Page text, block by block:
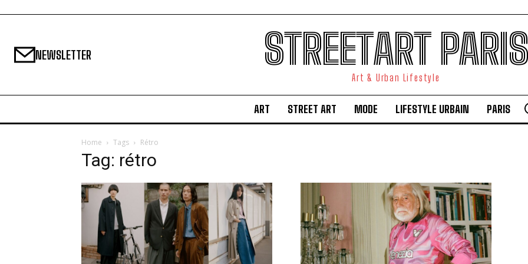
NEWSLETTER STREETART PARIS
Art & Urban Lifestyle
ART STREET ART MODE LIFESTYLE URBAIN PARIS
Home Tags Rétro
Tag: rétro